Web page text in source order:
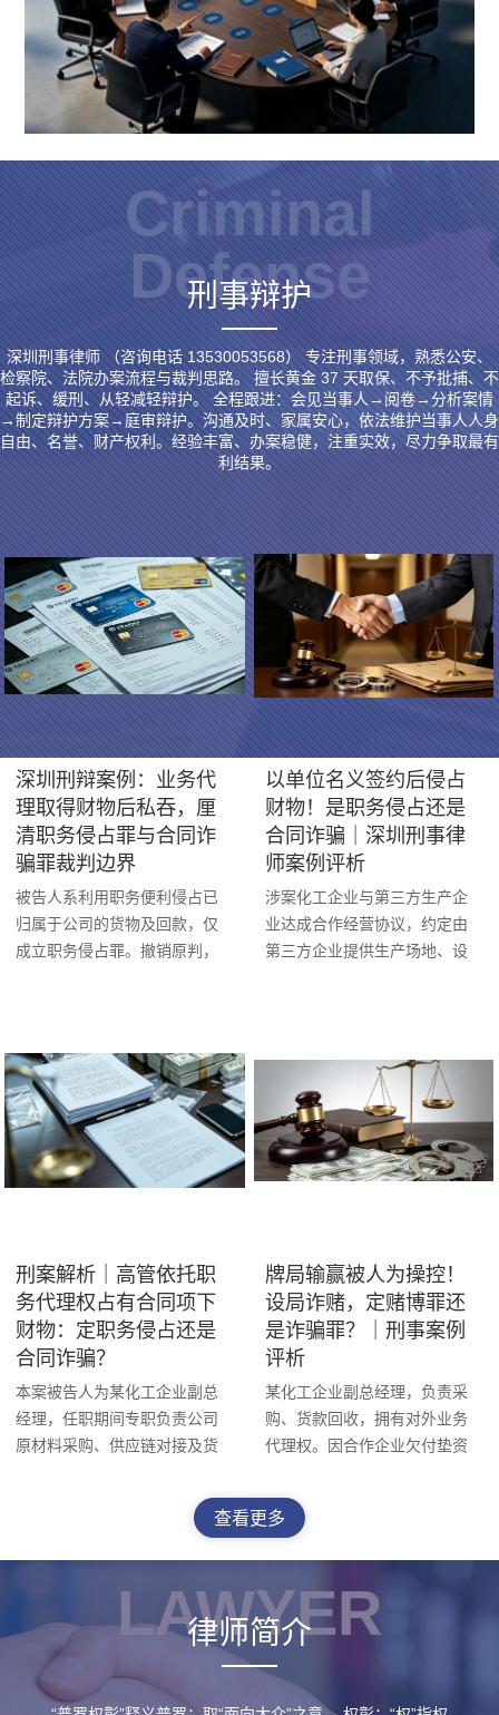
Criminal
Defense
刑事辩护
深圳刑事律师 （咨询电话 13530053568） 专注刑事领域，熟悉公安、
检察院、法院办案流程与裁判思路。 擅长黄金 37 天取保、不予批捕、不
起诉、缓刑、从轻减轻辩护。 全程跟进：会见当事人→阅卷→分析案情
→制定辩护方案→庭审辩护。沟通及时、家属安心，依法维护当事人人身
自由、名誉、财产权利。经验丰富、办案稳健，注重实效，尽力争取最有
利结果。
深圳刑辩案例：业务代
理取得财物后私吞，厘
清职务侵占罪与合同诈
骗罪裁判边界
被告人系利用职务便利侵占已
归属于公司的货物及回款，仅
成立职务侵占罪。撤销原判，
以单位名义签约后侵占
财物！是职务侵占还是
合同诈骗｜深圳刑事律
师案例评析
涉案化工企业与第三方生产企
业达成合作经营协议，约定由
第三方企业提供生产场地、设
方企业生产资金缺口较大，涉
案企业总经理指令本案被告人
对接外部垫资主体，为第三方
企业供应生产原料。
刑案解析｜高管依托职
务代理权占有合同项下
财物：定职务侵占还是
合同诈骗？
本案被告人为某化工企业副总
经理，任职期间专职负责公司
原材料采购、供应链对接及货
对外代表公司开展采购、销
售、结算的完整职务权限与常
机关初期以合同诈骗罪、职务
侵占罪两项罪名提起公诉，被
告人及辩护人一审全程作无罪
辩护。
牌局输赢被人为操控！
设局诈赌，定赌博罪还
是诈骗罪？｜刑事案例
评析
某化工企业副总经理，负责采
购、货款回收，拥有对外业务
代理权。因合作企业欠付垫资
司名义向供货商采购价值 75.7
万元原料。仅少量用于企业生
个人还债及炒股挥霍，家属后
期代为退赔部分赃款。公诉机
占罪起诉，辩方主张无罪。
查看更多
LAWYER
律师简介